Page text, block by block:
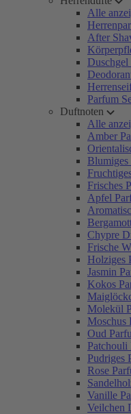
Alle
After
Parfum
Duftnoten
Alle
Amber
Blumiges
Frisches
Apfel
Chypre
Frische
Holziges
Jasmin
Kokos
Molekül
Moschus
Oud
Patchouli
Pudriges
Rose
Vanille
Veilchen